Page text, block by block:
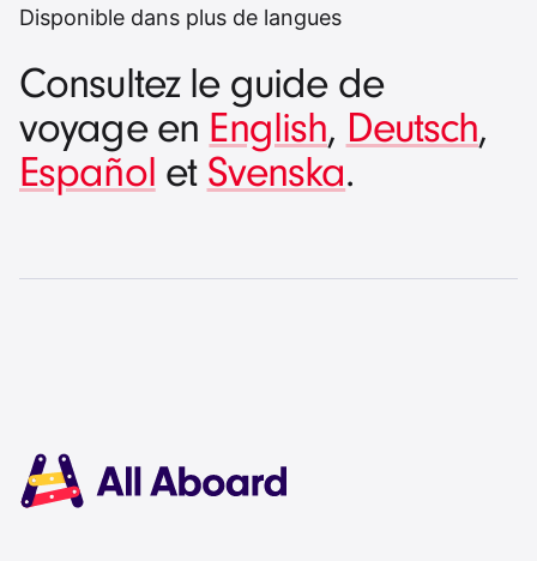
Disponible dans plus de langues
Consultez le guide de
voyage en English, Deutsch,
Español et Svenska.